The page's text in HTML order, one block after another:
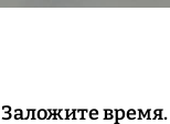
Заложите время.